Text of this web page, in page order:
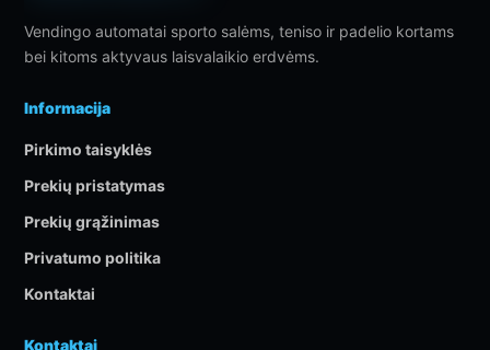
Vendingo automatai sporto salėms, teniso ir padelio kortams
bei kitoms aktyvaus laisvalaikio erdvėms.
Informacija
Pirkimo taisyklės
Prekių pristatymas
Prekių grąžinimas
Privatumo politika
Kontaktai
Kontaktai